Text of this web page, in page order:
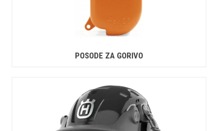
POSODE ZA GORIVO